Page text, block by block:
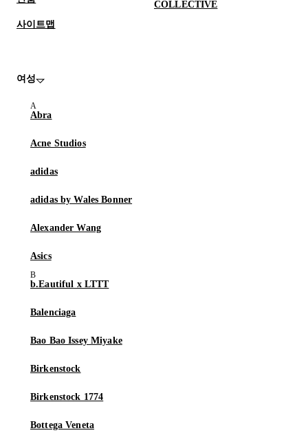
COLLECTIVE
사이트맵
여성
Abra
Acne Studios
adidas
adidas by Wales Bonner
Alexander Wang
Asics
b.Eautiful x LTTT
Balenciaga
Bao Bao Issey Miyake
Birkenstock
Birkenstock 1774
Bottega Veneta